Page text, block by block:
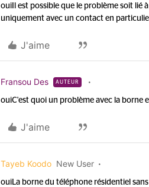
oui Il est possible que le problème soit lié
uniquement avec un contact en
J'aime
Fransou Des AUTEUR
ouiC'est quoi un problème avec la borne
J'aime
Tayeb Koodo New User
ouiLa borne du téléphone résidentiel